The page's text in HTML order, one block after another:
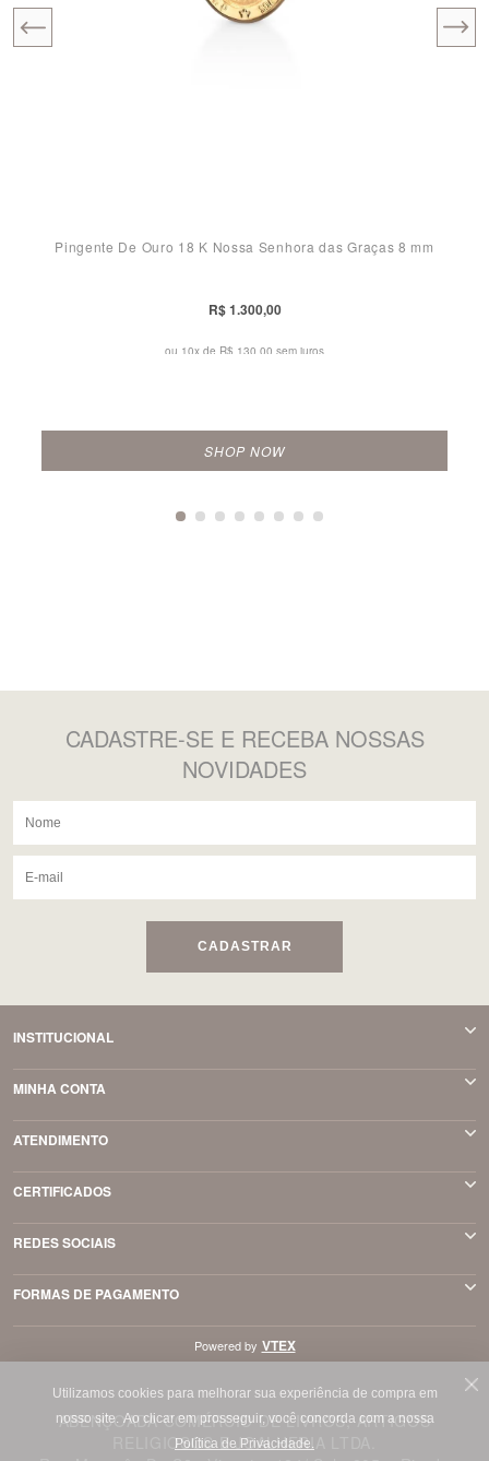
Pingente De Ouro 18 K Nossa Senhora das Graças 8 mm
R$ 1.300,00
ou 10x de R$ 130,00 sem juros
SHOP NOW
CADASTRE-SE E RECEBA NOSSAS
NOVIDADES
CADASTRAR
INSTITUCIONAL
MINHA CONTA
ATENDIMENTO
CERTIFICADOS
REDES SOCIAIS
FORMAS DE PAGAMENTO
Powered by VTEX
ABENÇOADA COMÉRCIO DE LIVROS, ARTIGOS
RELIGIOSOS E JOALHERIA LTDA.
Utilizamos cookies para melhorar sua experiência de compra em
nosso site. Ao clicar em prosseguir, você concorda com a nossa
Política de Privacidade.